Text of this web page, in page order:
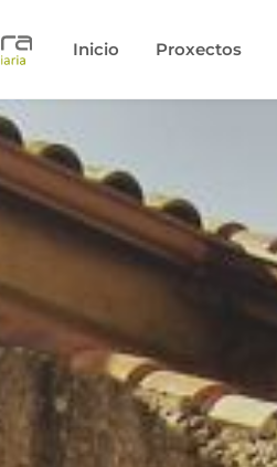
Inicio Proxectos